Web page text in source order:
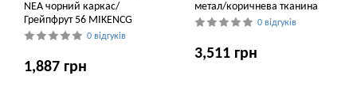
NEA чорний каркас/
Грейпфрут 56 MIKENCG
0 відгуків
1,887 грн
метал/коричнева тканина
0 відгуків
3,511 грн